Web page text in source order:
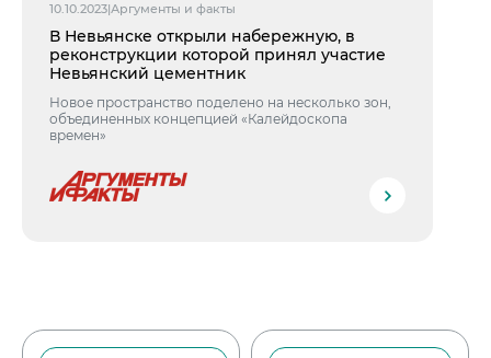
10.10.2023|Аргументы и факты
В Невьянске открыли набережную, в
реконструкции которой принял участие
Невьянский цементник
Новое пространство поделено на несколько зон,
объединенных концепцией «Калейдоскопа
времен»